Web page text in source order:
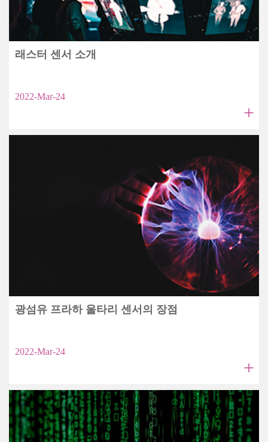
래스터 센서 소개
2022-Mar-24
+
광섬유 프라하 울타리 센서의 장점
2022-Mar-24
+